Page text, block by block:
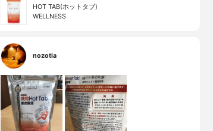
HOT TAB(ホットタブ)
WELLNESS
nozotia